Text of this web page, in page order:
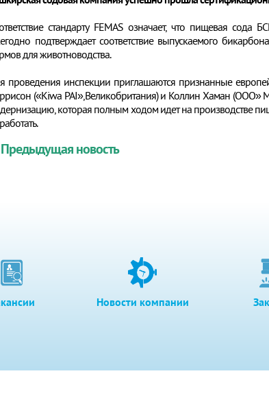
стандарту FEMAS означает, что пищевая сода
подтверждает соответствие выпускаемого
для животноводства.
проведения инспекции приглашаются признанные
(«Kiwa PAI»,Великобритания) и Коллин Хаман (ООО»
которая полным ходом идет на производстве
Предыдущая новость
Новости компании